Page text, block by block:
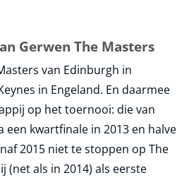
Gerwen The Masters
van Edinburgh in
in Engeland. En daarmee
op het toernooi: die van
een kwartfinale in 2013 en halve
2015 niet te stoppen op The
(net als in 2014) als eerste